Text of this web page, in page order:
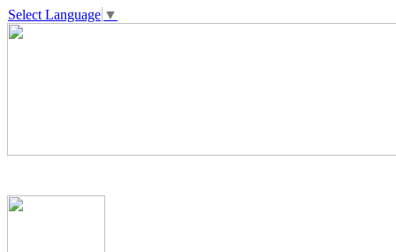
Select Language ▼